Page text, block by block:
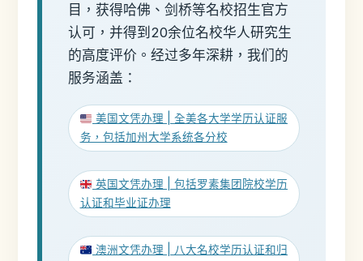
目，获得哈佛、剑桥等名校招生官方
认可，并得到20余位名校华人研究生
的高度评价。经过多年深耕，我们的
服务涵盖：
美国文凭办理 | 全美各大学学历认证服
务，包括加州大学系统各分校
英国文凭办理 | 包括罗素集团院校学历
认证和毕业证办理
澳洲文凭办理 | 八大名校学历认证和归